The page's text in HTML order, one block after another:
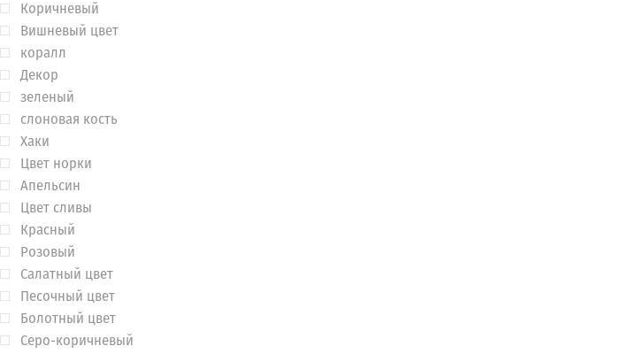
Коричневый
Вишневый цвет
коралл
Декор
зеленый
слоновая кость
Хаки
Цвет норки
Апельсин
Цвет сливы
Красный
Розовый
Салатный цвет
Песочный цвет
Болотный цвет
Серо-коричневый